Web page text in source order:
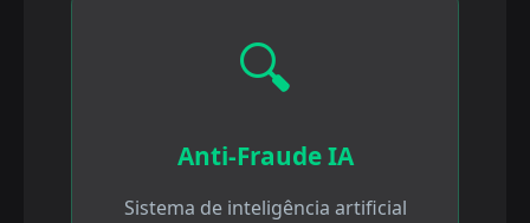
🔍
Anti-Fraude IA
Sistema de inteligência artificial